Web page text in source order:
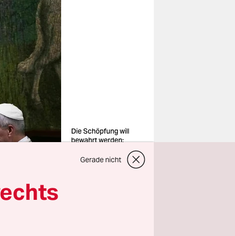
Die Schöpfung will
bewahrt werden:
Papst Leo XIV. in Rom
Foto: Alessandra
Gerade nicht